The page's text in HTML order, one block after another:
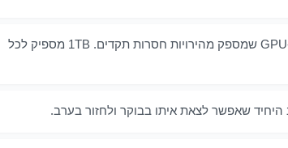
— זיכרון משותף ל-CPU ול-GPU שמספק מהירויות חסרות תקדים. 1TB מספיק לכל
שאפשר לצאת איתו בבוקר ולחזור בערב.